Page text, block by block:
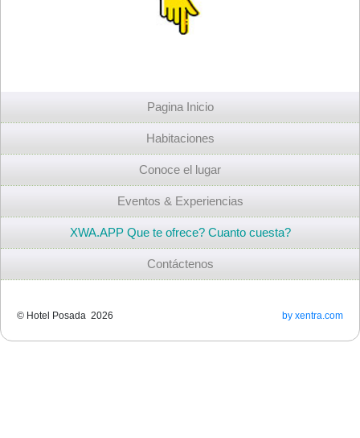
Pagina Inicio
Habitaciones
Conoce el lugar
Eventos & Experiencias
XWA.APP Que te ofrece? Cuanto cuesta?
Contáctenos
© Hotel Posada 2026 by xentra.com